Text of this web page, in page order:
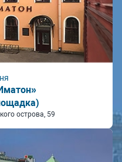
острова, 59